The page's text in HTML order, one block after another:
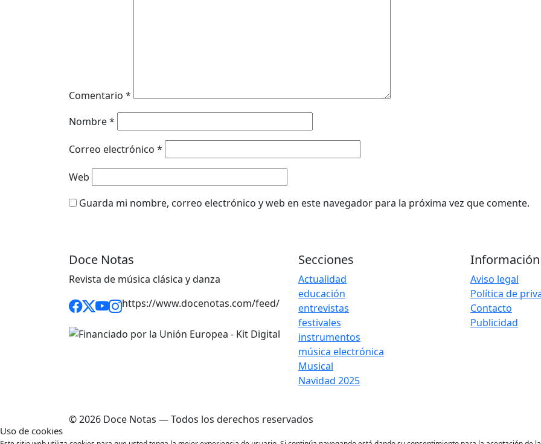
Comentario *
Nombre*
Correo electrónico *
Web
Guarda mi nombre, correo electrónico y web en este navegador para la próxima vez que comente.
Doce Notas
Revista de música clásica y danza
https://www.docenotas.com/feed/
Secciones
Actualidad
educación
entrevistas
festivales
instrumentos
música electrónica
Musical
Navidad 2025
Información
Aviso legal
Política de
Contacto
Publicidad
© 2026 Doce Notas — Todos los derechos reservados
Uso de cookies